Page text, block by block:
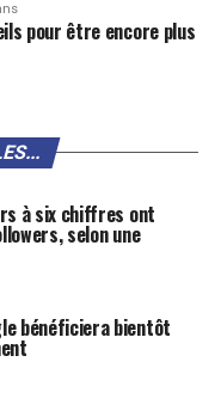
pour être encore plus
à six chiffres ont
selon une
bénéficiera bientôt